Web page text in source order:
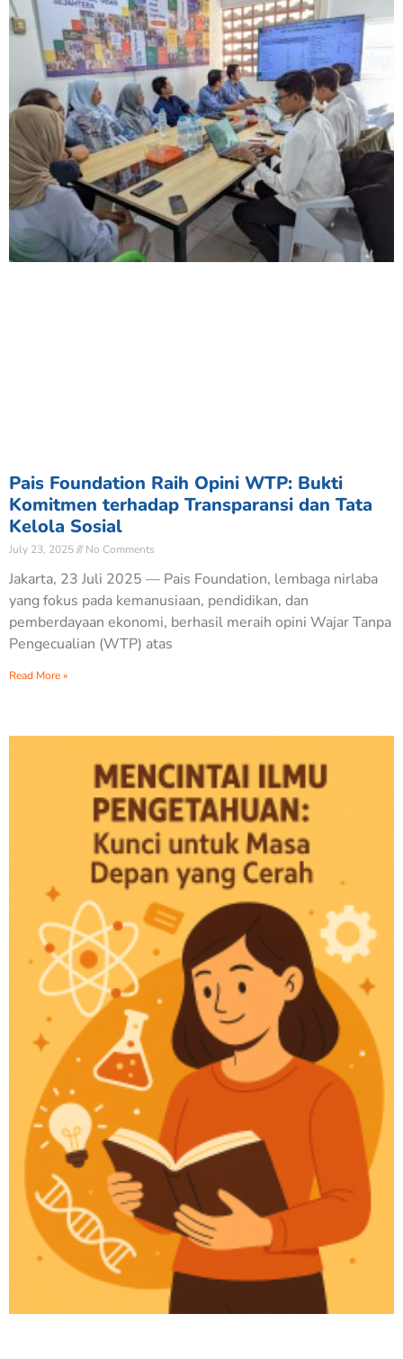
Pais Foundation Raih Opini WTP: Bukti
Komitmen terhadap Transparansi dan Tata
Kelola Sosial
July 23, 2025 No Comments
Jakarta, 23 Juli 2025 — Pais Foundation, lembaga nirlaba
yang fokus pada kemanusiaan, pendidikan, dan
pemberdayaan ekonomi, berhasil meraih opini Wajar Tanpa
Pengecualian (WTP) atas
Read More »